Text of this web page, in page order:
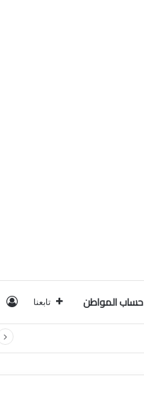
حساب المواطن تابعنا